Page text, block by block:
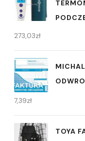
273,03zł
7,39zł
TOYA